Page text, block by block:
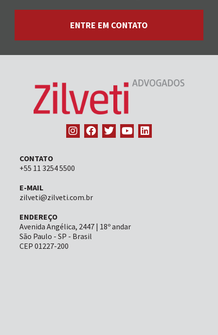
ENTRE EM CONTATO
CONTATO
+55 11 3254 5500
E-MAIL
zilveti@zilveti.com.br
ENDEREÇO
Avenida Angélica, 2447 | 18º andar
São Paulo - SP - Brasil
CEP 01227-200